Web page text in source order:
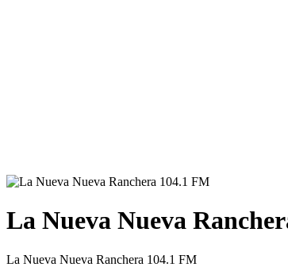
La Nueva Nueva
La Nueva Nueva Ranchera 104.1 FM